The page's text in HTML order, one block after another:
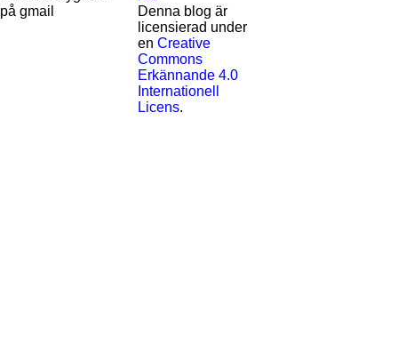
på gmail
Denna blog är
licensierad under
enCreative
Commons
Erkännande 4.0
Internationell
Licens.